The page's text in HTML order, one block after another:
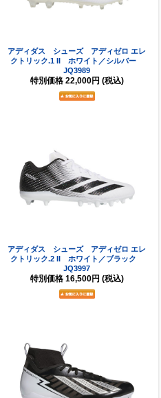
アディダス シューズ アディゼロ エレ
クトリック.1 II ホワイト／シルバー
JQ3989
特別価格 22,000円 (税込)
アディダス シューズ アディゼロ エレ
クトリック.2 II ホワイト／ブラック
JQ3997
特別価格 16,500円 (税込)